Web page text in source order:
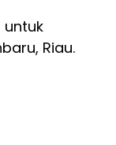
untuk
Riau.